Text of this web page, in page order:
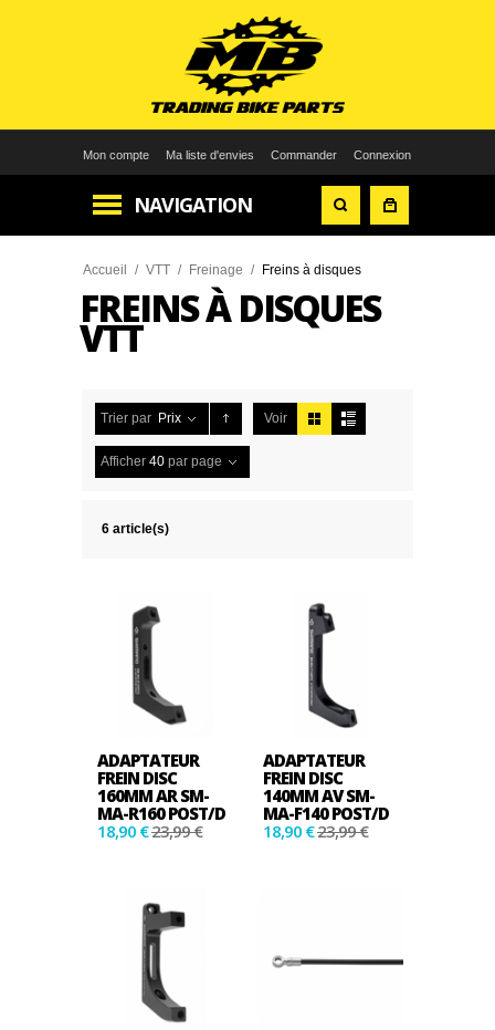
Mon compte Ma liste d'envies Commander Connexion
NAVIGATION
Accueil / VTT / Freinage / Freins à disques
FREINS À DISQUES
VTT
Trier par Prix Voir
Afficher 40 par page
6 article(s)
ADAPTATEUR
FREIN DISC
160MM AR SM-
MA-R160 POST/D
18,90 €23,99 €
ADAPTATEUR
FREIN DISC
140MM AV SM-
MA-F140 POST/D
18,90 €23,99 €